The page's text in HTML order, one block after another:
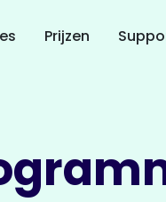
Prijzen